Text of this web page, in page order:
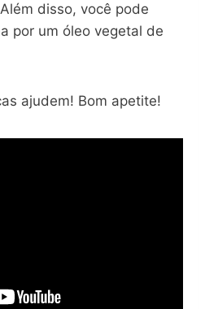
disso, você pode
por um óleo vegetal de
ajudem! Bom apetite!